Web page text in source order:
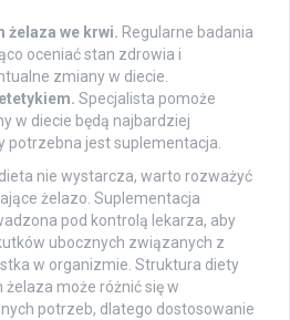
żelaza we krwi. Regularne badania
oceniać stan zdrowia i
zmiany w diecie.
Specjalista pomoże
w diecie będą najbardziej
potrzebna jest suplementacja.
nie wystarcza, warto rozważyć
żelazo. Suplementacja
pod kontrolą lekarza, aby
ubocznych związanych z
w organizmie. Struktura diety
może różnić się w
potrzeb, dlatego dostosowanie